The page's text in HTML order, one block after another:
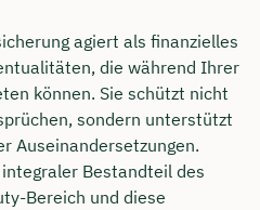
agiert als finanzielles
die während Ihrer
können. Sie schützt nicht
sondern unterstützt
Auseinandersetzungen.
Bestandteil des
Bereich und diese